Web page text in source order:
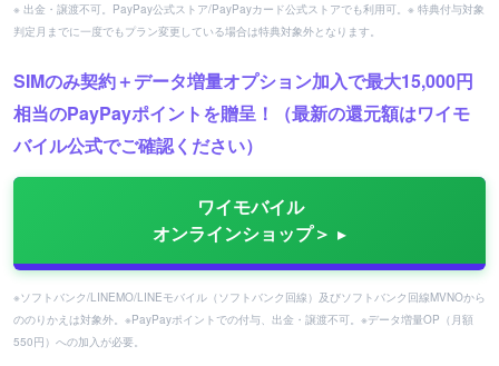
※ 出金・譲渡不可。PayPay公式ストア/PayPayカード公式ストアでも利用可。※ 特典付与対象
判定月までに一度でもプラン変更している場合は特典対象外となります。
SIMのみ契約＋データ増量オプション加入で最大15,000円
相当のPayPayポイントを贈呈！（最新の還元額はワイモ
バイル公式でご確認ください）
ワイモバイル
オンラインショップ＞
※ソフトバンク/LINEMO/LINEモバイル（ソフトバンク回線）及びソフトバンク回線MVNOから
ののりかえは対象外。※PayPayポイントでの付与、出金・譲渡不可。※データ増量OP（月額
550円）への加入が必要。